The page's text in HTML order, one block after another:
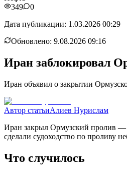
349
0
Дата публикации: 1.03.2026 00:29
Обновлено: 9.08.2026 09:16
Иран заблокировал
Иран объявил о закрытии
Автор статьиАлиев Нурислам
Иран закрыл Ормузский пролив —
сделали судоходство по проливу
Что случилось